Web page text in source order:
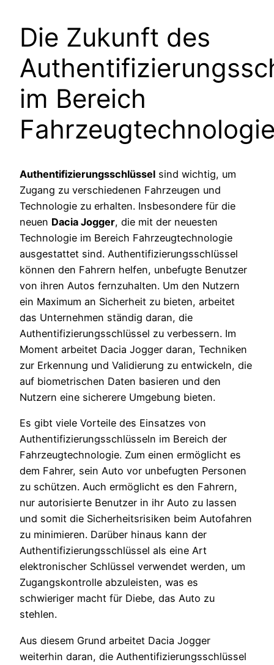
Die Zukunft des
im Bereich
Authentifizierungsschlüssel sind wichtig, um
Zugang zu verschiedenen Fahrzeugen und
Technologie zu erhalten. Insbesondere für die
neuen Dacia Jogger, die mit der neuesten
Technologie im Bereich Fahrzeugtechnologie
ausgestattet sind. Authentifizierungsschlüssel
können den Fahrern helfen, unbefugte Benutzer
von ihren Autos fernzuhalten. Um den Nutzern
ein Maximum an Sicherheit zu bieten, arbeitet
das Unternehmen ständig daran, die
Authentifizierungsschlüssel zu verbessern. Im
Moment arbeitet Dacia Jogger daran, Techniken
zur Erkennung und Validierung zu entwickeln, die
auf biometrischen Daten basieren und den
Nutzern eine sicherere Umgebung bieten.
Es gibt viele Vorteile des Einsatzes von
Authentifizierungsschlüsseln im Bereich der
Fahrzeugtechnologie. Zum einen ermöglicht es
dem Fahrer, sein Auto vor unbefugten Personen
zu schützen. Auch ermöglicht es den Fahrern,
nur autorisierte Benutzer in ihr Auto zu lassen
und somit die Sicherheitsrisiken beim Autofahren
zu minimieren. Darüber hinaus kann der
Authentifizierungsschlüssel als eine Art
elektronischer Schlüssel verwendet werden, um
Zugangskontrolle abzuleisten, was es
schwieriger macht für Diebe, das Auto zu
stehlen.
Aus diesem Grund arbeitet Dacia Jogger
weiterhin daran, die Authentifizierungsschlüssel